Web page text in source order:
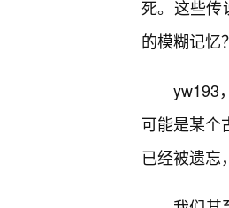
死。这些传
的模糊记忆？
yw193
可能是某个
已经被遗忘